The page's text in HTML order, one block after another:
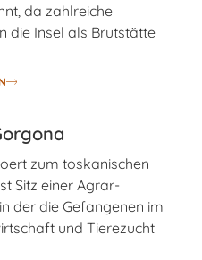
da zahlreiche
die Insel als Brutstätte
zum toskanischen
Sitz einer Agrar-
der die Gefangenen im
und Tierezucht